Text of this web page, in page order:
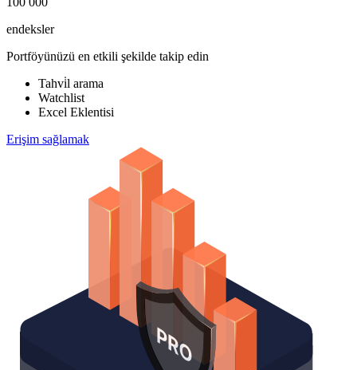
endeksler
Portföyünüzü en etkili şekilde takip edin
Tahvi̇l arama
Watchlist
Excel Eklentisi
Erişim sağlamak